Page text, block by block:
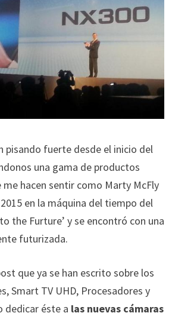
pisando fuerte desde el inicio del
una gama de productos
hacen sentir como Marty McFly
en la máquina del tiempo del
the Furture’ y se encontró con una
futurizada.
que ya se han escrito sobre los
Smart TV UHD, Procesadores y
dedicar éste a las nuevas cámaras